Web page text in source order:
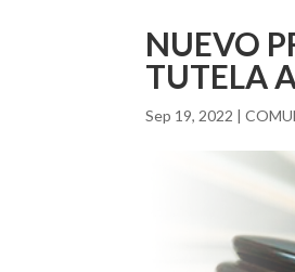
NUEVO
TUTELA
Sep 19, 2022 |